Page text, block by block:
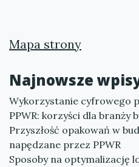
Mapa strony
Najnowsze
Wykorzystanie cyfrowego
PPWR: korzyści dla branży
Przyszłość opakowań w
napędzane przez PPWR
Sposoby na optymalizację